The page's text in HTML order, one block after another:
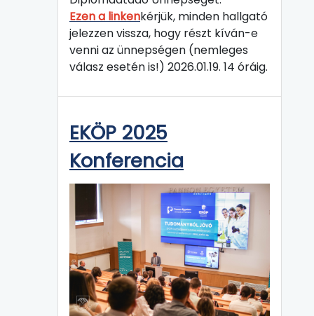
Ezen a linkenkérjük, minden hallgató
jelezzen vissza, hogy részt kíván-e
venni az ünnepségen (nemleges
válasz esetén is!) 2026.01.19. 14 óráig.
EKÖP 2025
Konferencia